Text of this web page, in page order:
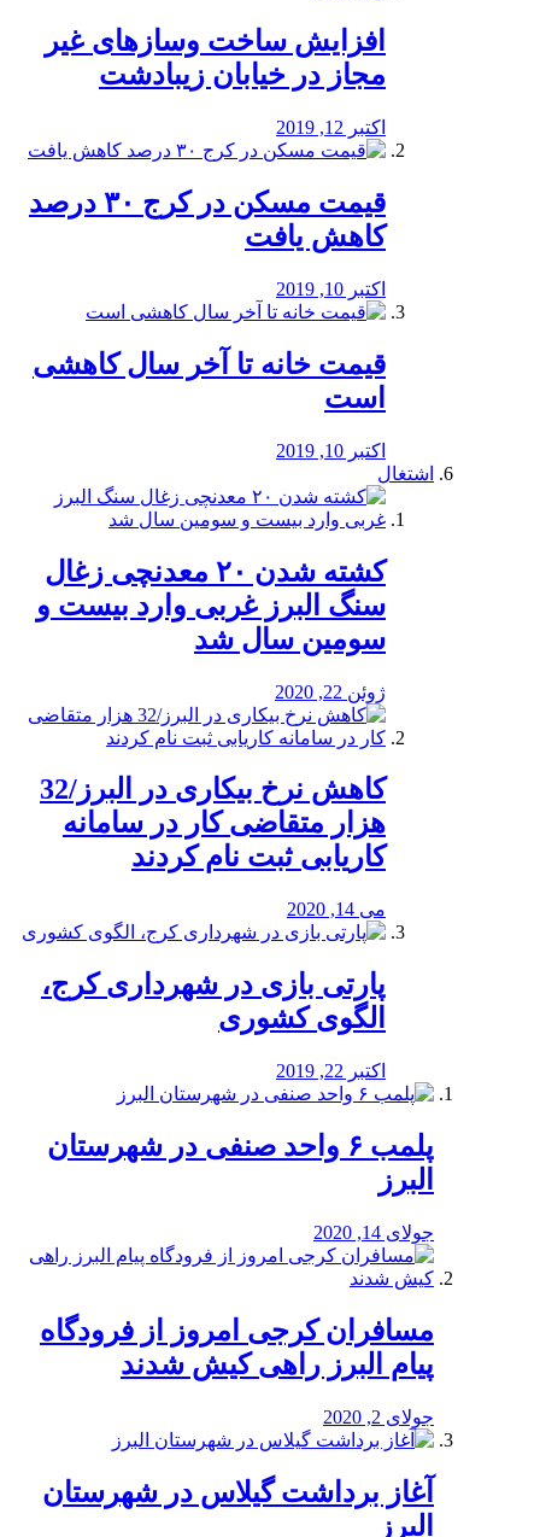
افزایش ساخت وسازهای غیر
مجاز در خیابان زیبادشت
اکتبر 12, 2019
️قیمت مسکن در کرج ۳۰ درصد
کاهش یافت
اکتبر 10, 2019
قیمت خانه تا آخر سال کاهشی
است
اکتبر 10, 2019
اشتغال
کشته شدن ۲۰ معدنچی زغال
سنگ البرز غربی وارد بیست و
سومین سال شد
ژوئن 22, 2020
کاهش نرخ بیکاری در البرز/32
هزار متقاضی کار در سامانه
کاریابی ثبت نام کردند
می 14, 2020
پارتی بازی در شهرداری کرج،
الگوی کشوری
اکتبر 22, 2019
پلمب ۶ واحد صنفی در شهرستان
البرز
جولای 14, 2020
مسافران کرجی امروز از فرودگاه
پیام البرز راهی کیش شدند
جولای 2, 2020
آغاز برداشت گیلاس در شهرستان
البرز